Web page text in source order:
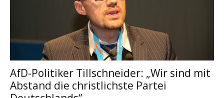
AfD-Politiker Tillschneider: „Wir sind mit
Abstand die christlichste Partei